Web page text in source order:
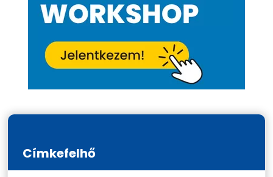
Címkefelhő